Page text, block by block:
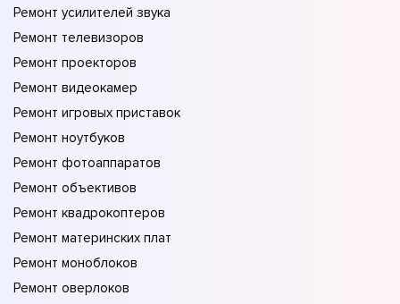
Ремонт усилителей звука
Ремонт телевизоров
Ремонт проекторов
Ремонт видеокамер
Ремонт игровых приставок
Ремонт ноутбуков
Ремонт фотоаппаратов
Ремонт объективов
Ремонт квадрокоптеров
Ремонт материнских плат
Ремонт моноблоков
Ремонт оверлоков